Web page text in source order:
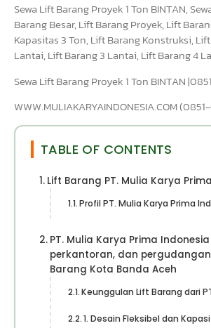
Sewa Lift Barang Proyek 1 Ton BINTAN,
Barang Besar, Lift Barang Proyek, Lift
Kapasitas 3 Ton, Lift Barang Konstruksi,
Lantai, Lift Barang 3 Lantai, Lift Barang 4
Sewa Lift Barang Proyek 1 Ton BINTAN
WWW.MULIAKARYAINDONESIA.COM
TABLE OF CONTENTS
Lift Barang PT. Mulia Karya
Profil PT. Mulia Karya Prima
PT. Mulia Karya Prima
perkantoran, dan
Barang Kota Banda Aceh
Keunggulan Lift Barang dari
1. Desain Fleksibel dan